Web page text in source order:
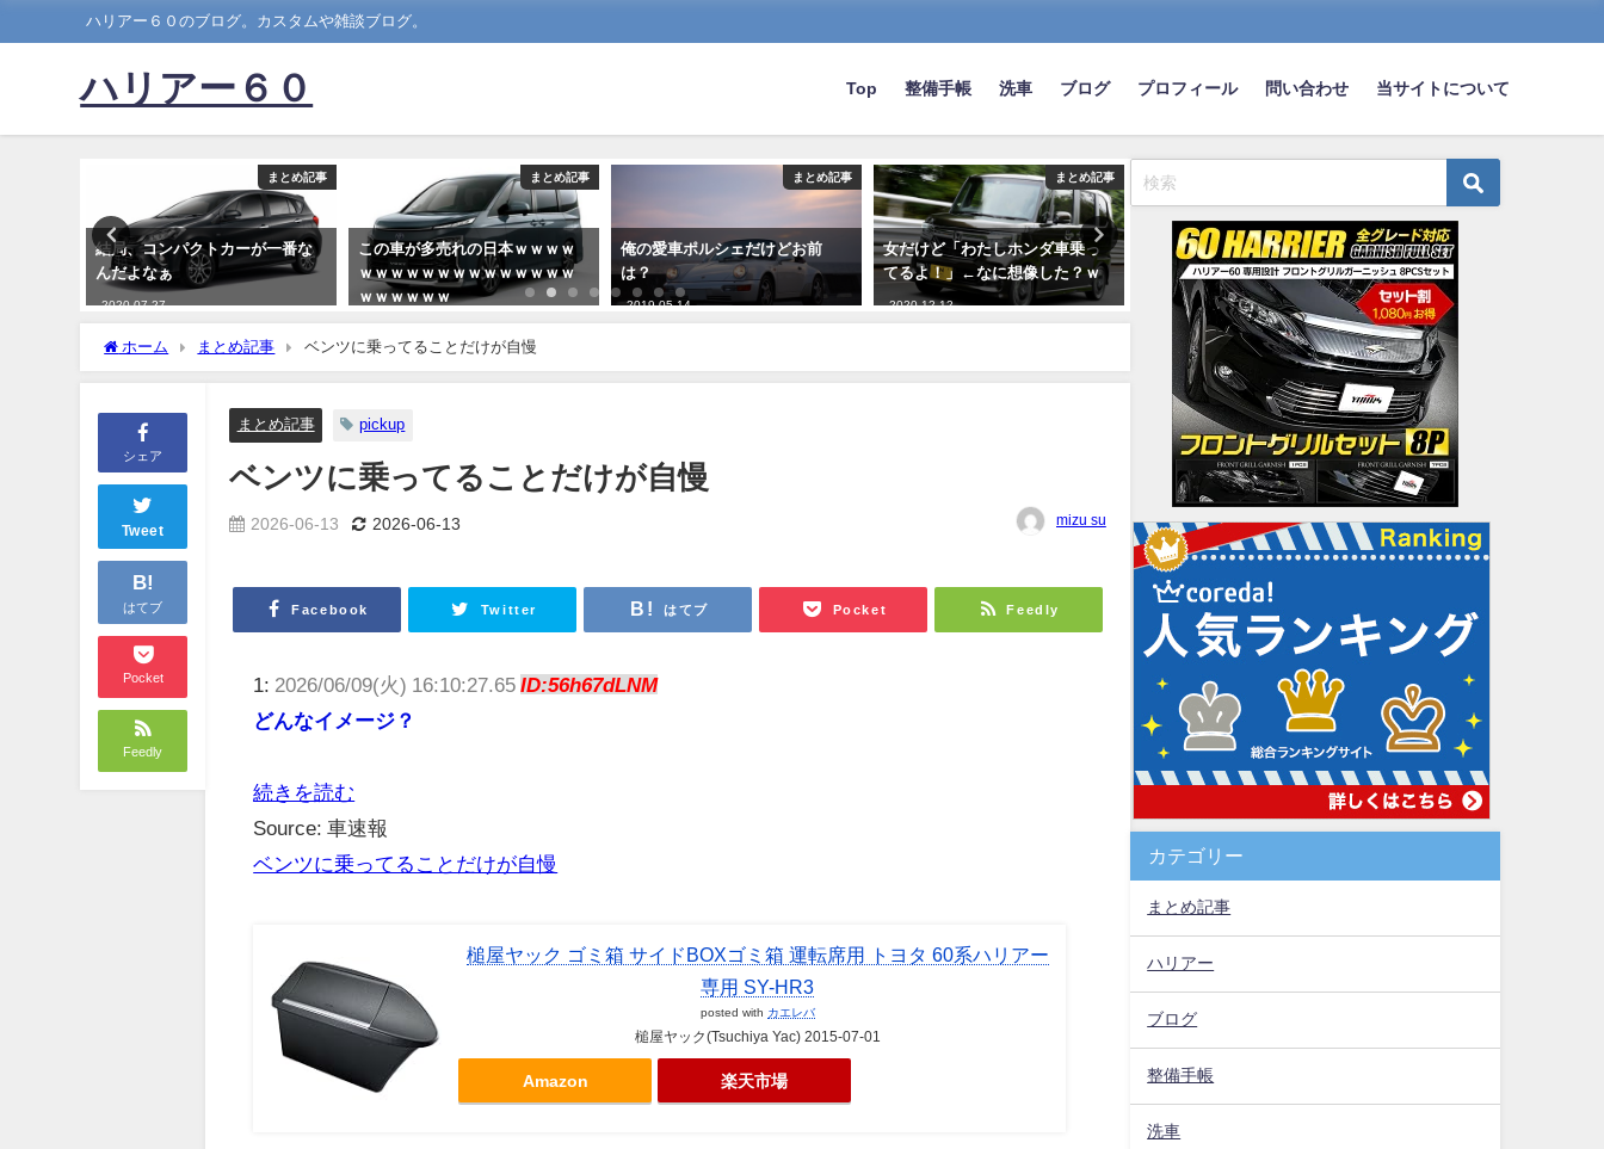
ハリアー６０のブログ。カスタムや雑談ブログ。
ハリアー６０ Top 整備手帳 洗車 ブログ プロフィール 問い合わせ 当サイトについて
まとめ記事
結局、コンパクトカーが一番な
んだよなぁ
2020-07-27
まとめ記事
この車が多売れの日本ｗｗｗｗ
ｗｗｗｗｗｗｗｗｗｗｗｗｗｗ
ｗｗｗｗｗｗ
まとめ記事
俺の愛車ポルシェだけどお前
は？
2019-05-14
まとめ記事
女だけど「わたしホンダ車乗っ
てるよ！」←なに想像した？ｗ
2020-12-12
友達がミニバンというダサい車
を買おうとしてるんやけど
wwwwwwwwwww
2020-07-29
高速道路で大型トラックを
守って追い越してたら後ろ
クラクション鳴らされて詰
れて蛇行運転されたｗｗ
2025-06-03
ホーム まとめ記事 ベンツに乗ってることだけが自慢
シェア
Tweet
B!
はてブ
Pocket
Feedly
まとめ記事 pickup
ベンツに乗ってることだけが自慢
2026-06-13 2026-06-13 mizu su
Facebook Twitter はてブ Pocket Feedly
1: 2026/06/09(火) 16:10:27.65ID:56h67dLNM
どんなイメージ？
続きを読む
Source: 車速報
ベンツに乗ってることだけが自慢
槌屋ヤック ゴミ箱 サイドBOXゴミ箱 運転席用 トヨタ 60系ハリアー
専用 SY-HR3
posted with カエレバ
槌屋ヤック(Tsuchiya Yac) 2015-07-01
Amazon 楽天市場
カテゴリー
まとめ記事
ハリアー
ブログ
整備手帳
洗車